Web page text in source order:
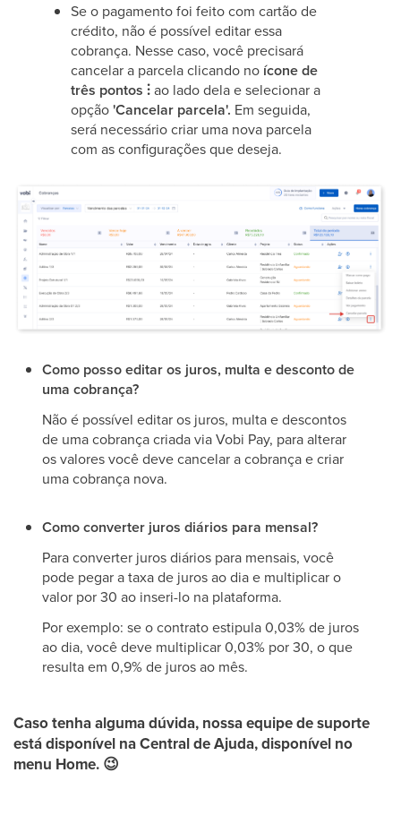
Se o pagamento foi feito com cartão de
crédito, não é possível editar essa
cobrança. Nesse caso, você precisará
cancelar a parcela clicando no ícone de
três pontos ⫶ao lado dela e selecionar a
opção'Cancelar parcela'. Em seguida,
será necessário criar uma nova parcela
com as configurações que deseja.
Como posso editar os juros, multa e desconto de
uma cobrança?
Não é possível editar os juros, multa e descontos
de uma cobrança criada via Vobi Pay, para alterar
os valores você deve cancelar a cobrança e criar
uma cobrança nova.
Como converter juros diários para mensal?
Para converter juros diários para mensais, você
pode pegar a taxa de juros ao dia e multiplicar o
valor por 30 ao inseri-lo na plataforma.
Por exemplo: se o contrato estipula 0,03% de juros
ao dia, você deve multiplicar 0,03% por 30, o que
resulta em 0,9% de juros ao mês.
Caso tenha alguma dúvida, nossa equipe de suporte
está disponível naCentral de Ajuda, disponível no
menu Home. 😉